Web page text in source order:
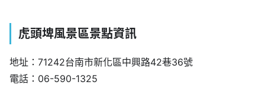
虎頭埤風景區景點資訊
地址：71242台南市新化區中興路42巷36號
電話：06-590-1325